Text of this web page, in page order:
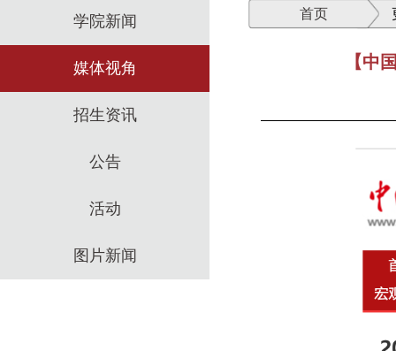
学院新闻
媒体视角
招生资讯
公告
活动
图片新闻
首页
【中